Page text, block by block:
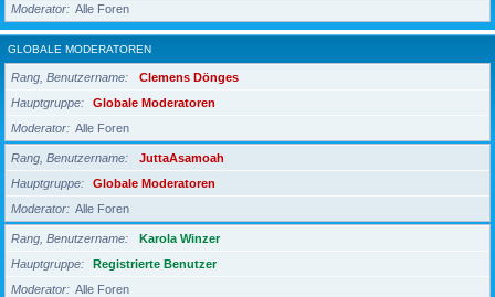
Moderator
Alle Foren
GLOBALE MODERATOREN
Rang, Benutzername
Clemens Dönges
Hauptgruppe
Globale Moderatoren
Moderator
Alle Foren
Rang, Benutzername
JuttaAsamoah
Hauptgruppe
Globale Moderatoren
Moderator
Alle Foren
Rang, Benutzername
Karola Winzer
Hauptgruppe
Registrierte Benutzer
Moderator
Alle Foren